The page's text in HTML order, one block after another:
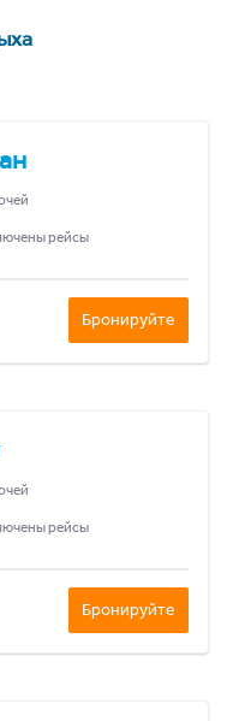
рейсы
Бронируйте
рейсы
Бронируйте